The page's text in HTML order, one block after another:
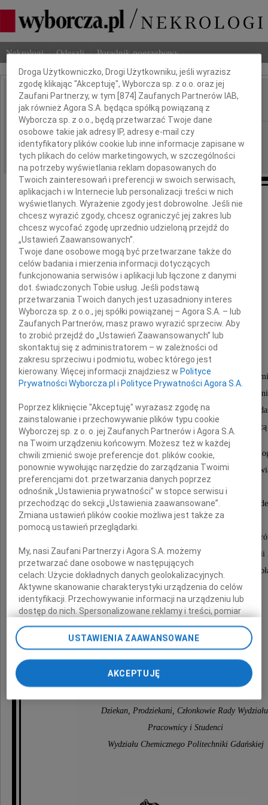
Nekrologi Odeszli Poradnik pogrzebowy
IMIĘ I NAZWISKO: Józef Synowiecki
REGION: Gdańsk
DATA EMISJI: 18.06.2015
Z głębokim żalem zawiadamiamy,
że 16 czerwca 2015 zmarł
Prof. dr hab.
Józef Synowiecki
Absolwent Wydziału Matematyki, Fizyki i
Uniwersytetu Marii Curie-Skłodowskiej w
związany z Wydziałem Chemicznym Politechniki
od roku 1978. Znany i ceniony nie tylko w kraju, ale także za granicą
technologii i biotechnologii żywności,
szczególnie pochodzenia morskiego oraz
Autor ponad stu publikacji, szeroko cytowanych w
literaturze naukowej i wielu patentów.
Szanowany i lubiany przez studentów nauczyciel
Wypromował 9 doktorów nauk chemicznych
i kilkudziesięciu magistrów inżynierów i
Kierownik Katedry Chemii, Technologii i Biotechnologii
w latach 2003-2007. Nauczyciel akademicki z
oddany przyjaciel młodzieży akademickiej,
Człowiek bardzo wysokiej kultury osobistej.
Ze smutkiem żegnają Zmarłego
Dziekan, Prodziekani, Członkowie Rady
Pracownicy i Studenci
Wydziału Chemicznego Politechniki Gdańskiej
Dbamy o Twoją prywatność
Droga Użytkowniczko, Drogi Użytkowniku, jeśli wyrazisz
zgodę klikając "Akceptuję", Wyborcza sp. z o.o. oraz jej
Zaufani Partnerzy, w tym [874 ] Zaufanych Partnerów IAB,
jak również Agora S.A. będąca spółką powiązaną z
Wyborcza sp. z o.o., będą przetwarzać Twoje dane
osobowe takie jak adresy IP, adresy e-mail czy
identyfikatory plików cookie lub inne informacje zapisane w
tych plikach do celów marketingowych, w szczególności
na potrzeby wyświetlania reklam dopasowanych do
Twoich zainteresowań i preferencji w swoich serwisach,
aplikacjach i w Internecie lub personalizacji treści w nich
wyświetlanych. Wyrażenie zgody jest dobrowolne. Jeśli nie
chcesz wyrazić zgody, chcesz ograniczyć jej zakres lub
chcesz wycofać zgodę uprzednio udzieloną przejdź do
„Ustawień Zaawansowanych”.
Twoje dane osobowe mogą być przetwarzane także do
celów badania i mierzenia informacji dotyczących
funkcjonowania serwisów i aplikacji lub łączone z danymi
dot. świadczonych Tobie usług. Jeśli podstawą
przetwarzania Twoich danych jest uzasadniony interes
Wyborcza sp. z o.o., jej spółki powiązanej – Agora S.A. – lub
Zaufanych Partnerów, masz prawo wyrazić sprzeciw. Aby
to zrobić przejdź do „Ustawień Zaawansowanych” lub
skontaktuj się z administratorem – w zależności od
zakresu sprzeciwu i podmiotu, wobec którego jest
kierowany. Więcej informacji znajdziesz w Polityce
Prywatności Wyborcza.pl i Polityce Prywatności Agora S.A.
Poprzez kliknięcie "Akceptuję" wyrażasz zgodę na
zainstalowanie i przechowywanie plików typu cookie
Wyborczej sp. z o. o. jej Zaufanych Partnerów i Agora S.A.
na Twoim urządzeniu końcowym. Możesz też w każdej
chwili zmienić swoje preferencje dot. plików cookie,
ponownie wywołując narzędzie do zarządzania Twoimi
preferencjami dot. przetwarzania danych poprzez
odnośnik „Ustawienia prywatności” w stopce serwisu i
przechodząc do sekcji „Ustawienia zaawansowane”.
Zmiana ustawień plików cookie możliwa jest także za
pomocą ustawień przeglądarki.
My, nasi Zaufani Partnerzy i Agora S.A. możemy
przetwarzać dane osobowe w następujących
celach:Użycie dokładnych danych geolokalizacyjnych.
Aktywne skanowanie charakterystyki urządzenia do celów
identyfikacji. Przechowywanie informacji na urządzeniu lub
dostęp do nich. Spersonalizowane reklamy i treści, pomiar
Lista Zaufanych Partnerów
USTAWIENIA ZAAWANSOWANE
AKCEPTUJĘ